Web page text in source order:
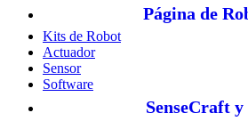
Página de
Kits de Robot
Actuador
Sensor
Software
SenseCraft y